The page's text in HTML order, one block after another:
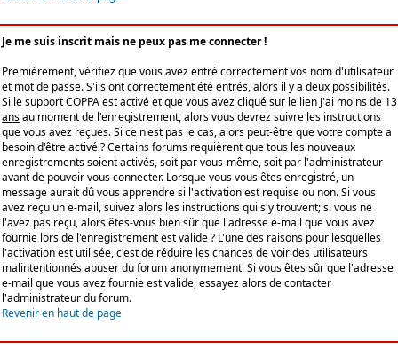
Je me suis inscrit mais ne peux pas me connecter !
Premièrement, vérifiez que vous avez entré correctement vos nom d'utilisateur
et mot de passe. S'ils ont correctement été entrés, alors il y a deux possibilités.
Si le support COPPA est activé et que vous avez cliqué sur le lien J'ai moins de 13
ansau moment de l'enregistrement, alors vous devrez suivre les instructions
que vous avez reçues. Si ce n'est pas le cas, alors peut-être que votre compte a
besoin d'être activé ? Certains forums requièrent que tous les nouveaux
enregistrements soient activés, soit par vous-même, soit par l'administrateur
avant de pouvoir vous connecter. Lorsque vous vous êtes enregistré, un
message aurait dû vous apprendre si l'activation est requise ou non. Si vous
avez reçu un e-mail, suivez alors les instructions qui s'y trouvent; si vous ne
l'avez pas reçu, alors êtes-vous bien sûr que l'adresse e-mail que vous avez
fournie lors de l'enregistrement est valide ? L'une des raisons pour lesquelles
l'activation est utilisée, c'est de réduire les chances de voir des utilisateurs
malintentionnés abuser du forum anonymement. Si vous êtes sûr que l'adresse
e-mail que vous avez fournie est valide, essayez alors de contacter
l'administrateur du forum.
Revenir en haut de page